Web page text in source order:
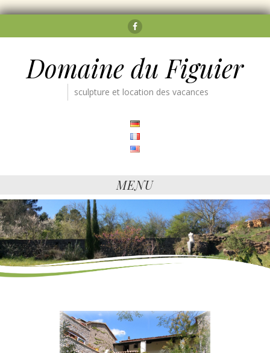
Facebook
Domaine du Figuier
sculpture et location des vacances
MENU